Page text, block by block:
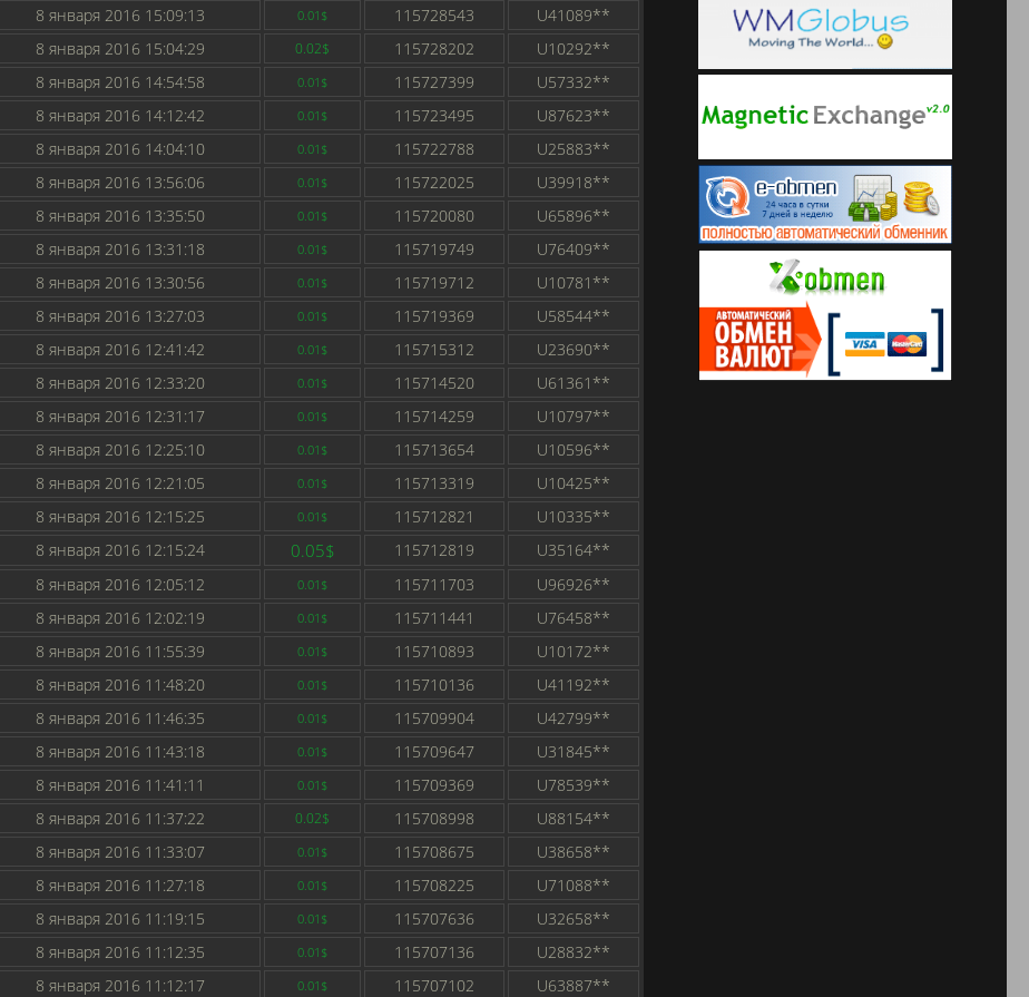
8 января 2016 15:09:13 0.01$ 115728543
U41089**
8 января 2016 15:04:29 0.02$ 115728202
U10292**
8 января 2016 14:54:58 0.01$ 115727399
U57332**
8 января 2016 14:12:42 0.01$ 115723495
U87623**
8 января 2016 14:04:10 0.01$ 115722788
U25883**
8 января 2016 13:56:06 0.01$ 115722025
U39918**
8 января 2016 13:35:50 0.01$ 115720080
U65896**
8 января 2016 13:31:18 0.01$ 115719749
U76409**
8 января 2016 13:30:56 0.01$ 115719712
U10781**
8 января 2016 13:27:03 0.01$ 115719369
U58544**
8 января 2016 12:41:42 0.01$ 115715312
U23690**
8 января 2016 12:33:20 0.01$ 115714520
U61361**
8 января 2016 12:31:17 0.01$ 115714259
U10797**
8 января 2016 12:25:10 0.01$ 115713654
U10596**
8 января 2016 12:21:05 0.01$ 115713319
U10425**
8 января 2016 12:15:25 0.01$ 115712821
U10335**
8 января 2016 12:15:24 0.05$ 115712819
U35164**
8 января 2016 12:05:12 0.01$ 115711703
U96926**
8 января 2016 12:02:19 0.01$ 115711441
U76458**
8 января 2016 11:55:39 0.01$ 115710893
U10172**
8 января 2016 11:48:20 0.01$ 115710136
U41192**
8 января 2016 11:46:35 0.01$ 115709904
U42799**
8 января 2016 11:43:18 0.01$ 115709647
U31845**
8 января 2016 11:41:11 0.01$ 115709369
U78539**
8 января 2016 11:37:22 0.02$ 115708998
U88154**
8 января 2016 11:33:07 0.01$ 115708675
U38658**
8 января 2016 11:27:18 0.01$ 115708225
U71088**
8 января 2016 11:19:15 0.01$ 115707636
U32658**
8 января 2016 11:12:35 0.01$ 115707136
U28832**
8 января 2016 11:12:17 0.01$ 115707102
U63887**